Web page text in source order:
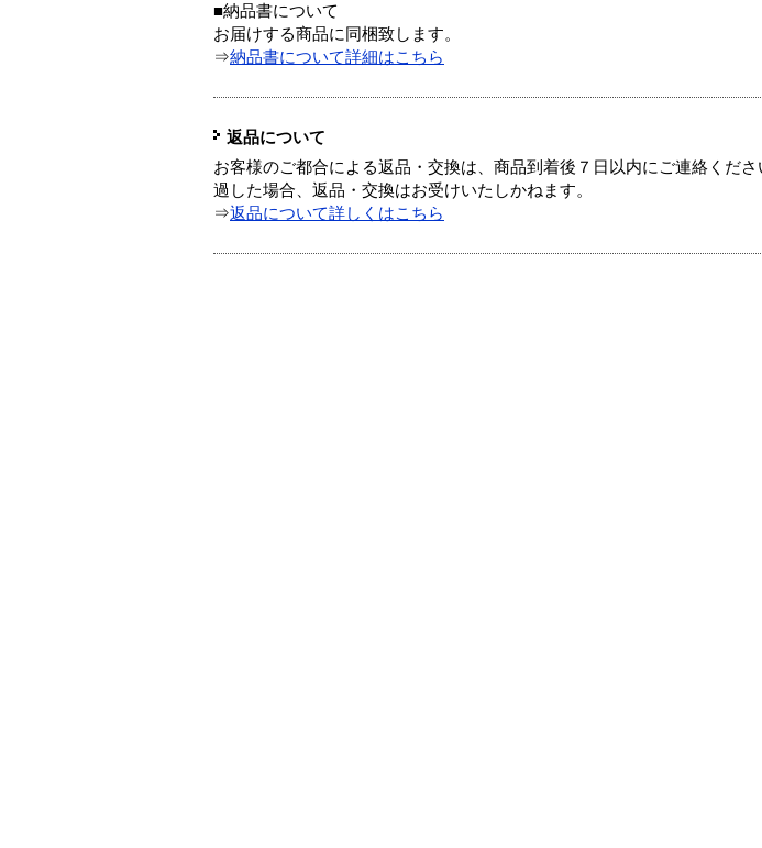
■納品書について
お届けする商品に同梱致します。
⇒納品書について詳細はこちら
返品について
お客様のご都合による返品・交換は、商品到着後７日以内にご連絡くだ
過した場合、返品・交換はお受けいたしかねます。
⇒返品について詳しくはこちら